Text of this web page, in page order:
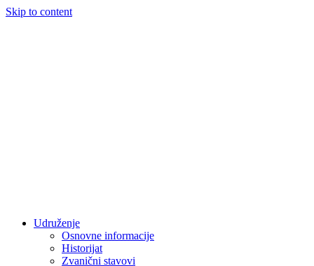
Skip to content
Udruženje
Osnovne informacije
Historijat
Zvanični stavovi